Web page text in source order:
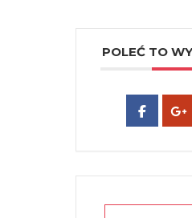
POLEĆ TO